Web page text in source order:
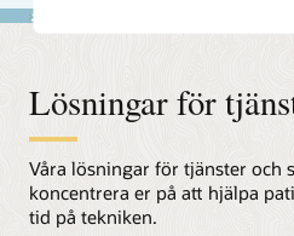
Lösningar för
Våra lösningar för tjänster och
koncentrera er på att hjälpa
tid på tekniken.